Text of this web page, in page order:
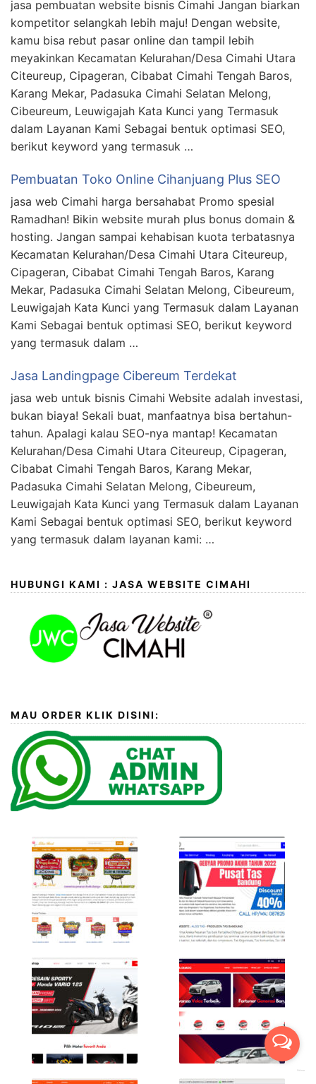
jasa pembuatan website bisnis Cimahi Jangan biarkan
kompetitor selangkah lebih maju! Dengan website,
kamu bisa rebut pasar online dan tampil lebih
meyakinkan Kecamatan Kelurahan/Desa Cimahi Utara
Citeureup, Cipageran, Cibabat Cimahi Tengah Baros,
Karang Mekar, Padasuka Cimahi Selatan Melong,
Cibeureum, Leuwigajah Kata Kunci yang Termasuk
dalam Layanan Kami Sebagai bentuk optimasi SEO,
berikut keyword yang termasuk …
Pembuatan Toko Online Cihanjuang Plus SEO
jasa web Cimahi harga bersahabat Promo spesial
Ramadhan! Bikin website murah plus bonus domain &
hosting. Jangan sampai kehabisan kuota terbatasnya
Kecamatan Kelurahan/Desa Cimahi Utara Citeureup,
Cipageran, Cibabat Cimahi Tengah Baros, Karang
Mekar, Padasuka Cimahi Selatan Melong, Cibeureum,
Leuwigajah Kata Kunci yang Termasuk dalam Layanan
Kami Sebagai bentuk optimasi SEO, berikut keyword
yang termasuk dalam …
Jasa Landingpage Cibereum Terdekat
jasa web untuk bisnis Cimahi Website adalah investasi,
bukan biaya! Sekali buat, manfaatnya bisa bertahun-
tahun. Apalagi kalau SEO-nya mantap! Kecamatan
Kelurahan/Desa Cimahi Utara Citeureup, Cipageran,
Cibabat Cimahi Tengah Baros, Karang Mekar,
Padasuka Cimahi Selatan Melong, Cibeureum,
Leuwigajah Kata Kunci yang Termasuk dalam Layanan
Kami Sebagai bentuk optimasi SEO, berikut keyword
yang termasuk dalam layanan kami: …
HUBUNGI KAMI : JASA WEBSITE CIMAHI
MAU ORDER KLIK DISINI: